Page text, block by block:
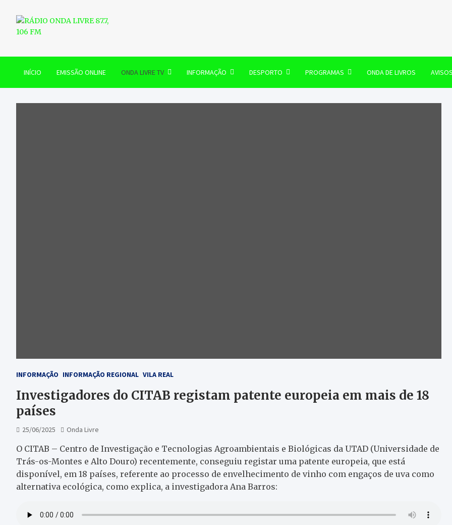
content
RÁDIO ONDA LIVRE 87.7, 106 FM
INÍCIO EMISSÃO ONLINE ONDA LIVRE TV INFORMAÇÃO DESPORTO PROGRAMAS ONDA DE LIVROS AVISOS
INFORMAÇÃO INFORMAÇÃO REGIONAL VILA REAL
Investigadores do CITAB registam patente europeia em mais de 18
países
25/06/2025 Onda Livre
O CITAB – Centro de Investigação e Tecnologias Agroambientais e Biológicas da UTAD (Universidade de
Trás-os-Montes e Alto Douro) recentemente, conseguiu registar uma patente europeia, que está
disponível, em 18 países, referente ao processo de envelhecimento de vinho com engaços de uva como
alternativa ecológica, como explica, a investigadora Ana Barros: